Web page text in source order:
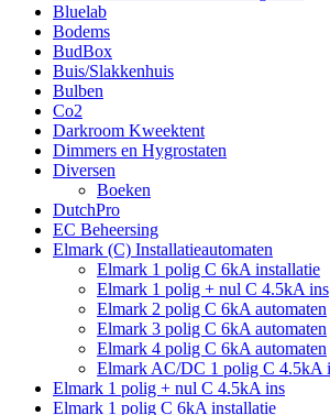
Bluelab
Bodems
BudBox
Buis/Slakkenhuis
Bulben
Co2
Darkroom Kweektent
Dimmers en Hygrostaten
Diversen
Boeken
DutchPro
EC Beheersing
Elmark (C) Installatieautomaten
Elmark 1 polig C 6kA installatie
Elmark 1 polig + nul C 4.5kA ins
Elmark 2 polig C 6kA automaten
Elmark 3 polig C 6kA automaten
Elmark 4 polig C 6kA automaten
Elmark AC/DC 1 polig C 4.5kA
Elmark 1 polig + nul C 4.5kA ins
Elmark 1 polig C 6kA installatie